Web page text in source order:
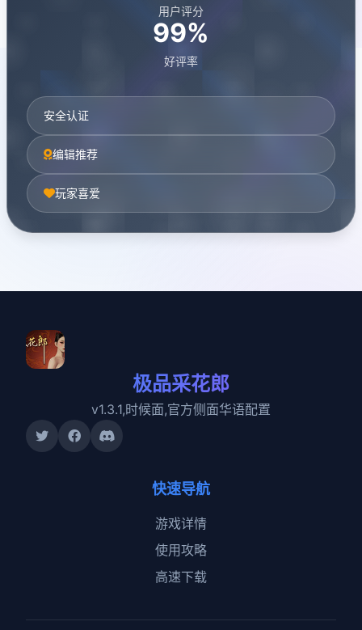
用户评分
99%
好评率
安全认证
编辑推荐
玩家喜爱
极品采花郎
v1.3.1,时候面,官方侧面华语配置
快速导航
游戏详情
使用攻略
高速下载